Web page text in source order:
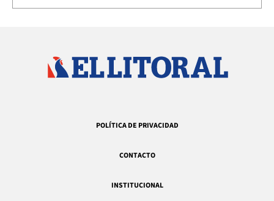
POLÍTICA DE PRIVACIDAD
CONTACTO
INSTITUCIONAL